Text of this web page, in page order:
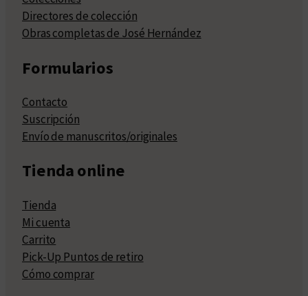
Directores de colección
Obras completas de José Hernández
Formularios
Contacto
Suscripción
Envío de manuscritos/originales
Tienda online
Tienda
Mi cuenta
Carrito
Pick-Up Puntos de retiro
Cómo comprar